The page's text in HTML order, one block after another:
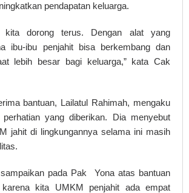
pendapatan keluarga.
kita dorong terus. Dengan alat yang
ibu-ibu penjahit bisa berkembang dan
lebih besar bagi keluarga,” kata Cak
bantuan, Lailatul Rahimah, mengaku
yang diberikan. Dia menyebut
jahit di lingkungannya selama ini masih
pada Pak Yona atas bantuan
kita UMKM penjahit ada empat